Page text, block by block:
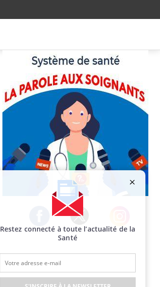
Facebook Twitter Instagram
Restez connecté à toute l’actualité de la
Santé